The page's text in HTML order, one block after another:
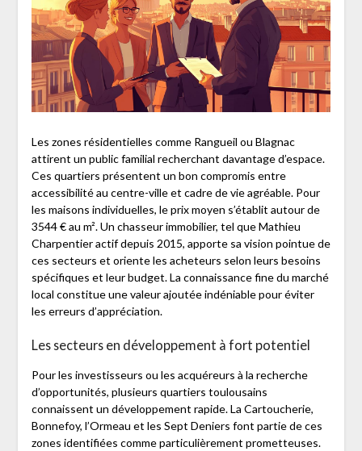
Les zones résidentielles comme Rangueil ou Blagnac
attirent un public familial recherchant davantage d’espace.
Ces quartiers présentent un bon compromis entre
accessibilité au centre-ville et cadre de vie agréable. Pour
les maisons individuelles, le prix moyen s’établit autour de
3544 € au m². Un chasseur immobilier, tel que Mathieu
Charpentier actif depuis 2015, apporte sa vision pointue de
ces secteurs et oriente les acheteurs selon leurs besoins
spécifiques et leur budget. La connaissance fine du marché
local constitue une valeur ajoutée indéniable pour éviter
les erreurs d’appréciation.
Les secteurs en développement à fort potentiel
Pour les investisseurs ou les acquéreurs à la recherche
d’opportunités, plusieurs quartiers toulousains
connaissent un développement rapide. La Cartoucherie,
Bonnefoy, l’Ormeau et les Sept Deniers font partie de ces
zones identifiées comme particulièrement prometteuses.